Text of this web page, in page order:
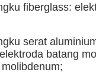
fiberglass:
serat
batang